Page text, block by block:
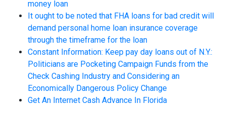
money loan
It ought to be noted that FHA loans for bad credit will
demand personal home loan insurance coverage
through the timeframe for the loan
Constant Information: Keep pay day loans out of N.Y.:
Politicians are Pocketing Campaign Funds from the
Check Cashing Industry and Considering an
Economically Dangerous Policy Change
Get An Internet Cash Advance In Florida